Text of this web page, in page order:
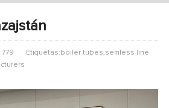
Etiquetas:boiler tubes,semless line